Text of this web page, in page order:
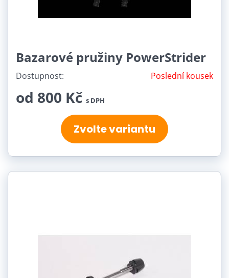
Bazarové pružiny PowerStrider
Dostupnost: Poslední kousek
od 800 Kč s DPH
Zvolte variantu